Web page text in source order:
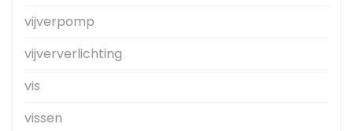
vijverpomp
vijververlichting
vis
vissen